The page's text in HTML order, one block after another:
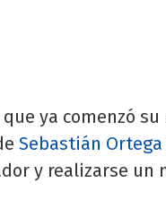
ya comenzó
Sebastián Ortega
y realizarse un